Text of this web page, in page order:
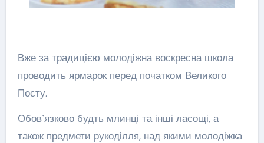
Вже за традицією молодіжна воскресна школа
проводить ярмарок перед початком Великого
Посту.
Обов`язково будть млинці та інші ласощі, а
також предмети рукоділля, над якими молодіжка